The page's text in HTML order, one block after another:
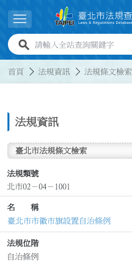
展開選單
全站查詢關鍵字欄位
首頁 法規資訊 法規條文檢索
法規資訊
臺北市法規條文檢索
法規類號
北市02－04－1001
名 稱
臺北市市徽市旗設置自治條例
法規位階
自治條例